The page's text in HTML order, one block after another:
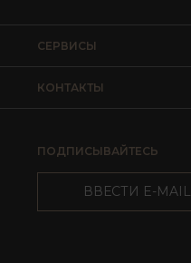
КОНТАКТЫ
СЕРВИСЫ
ПОДПИСЫВАЙТЕСЬ
ВВЕСТИ E-MAIL